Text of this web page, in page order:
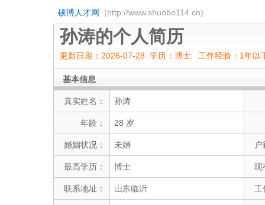
硕博人才网 (http://www.shuobo114.cn)
孙涛的个人简历
更新日期：2026-07-28 学历：博士 工作经验：1年以
基本信息
真实姓名： 孙涛
年龄： 28 岁
婚姻状况： 未婚
最高学历： 博士 现
联系地址： 山东临沂 工